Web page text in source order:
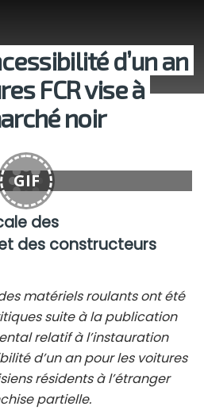
d’un an
FCR vise à
noir
GIF
des
des constructeurs
matériels roulants ont été
suite à la publication
relatif à l’instauration
d’un an pour les voitures
résidents à l’étranger
partielle.